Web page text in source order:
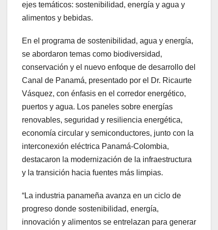
ejes temáticos: sostenibilidad, energía y agua y
alimentos y bebidas.
En el programa de sostenibilidad, agua y energía,
se abordaron temas como biodiversidad,
conservación y el nuevo enfoque de desarrollo del
Canal de Panamá, presentado por el Dr. Ricaurte
Vásquez, con énfasis en el corredor energético,
puertos y agua. Los paneles sobre energías
renovables, seguridad y resiliencia energética,
economía circular y semiconductores, junto con la
interconexión eléctrica Panamá-Colombia,
destacaron la modernización de la infraestructura
y la transición hacia fuentes más limpias.
“La industria panameña avanza en un ciclo de
progreso donde sostenibilidad, energía,
innovación y alimentos se entrelazan para generar